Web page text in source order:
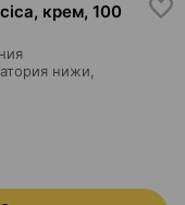
крем, 100
нижи